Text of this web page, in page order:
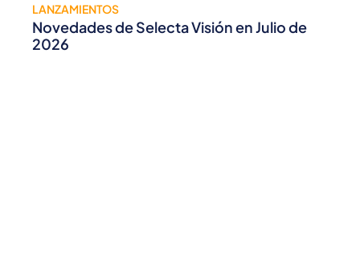
LANZAMIENTOS
Novedades de Selecta Visión en Julio de
2026